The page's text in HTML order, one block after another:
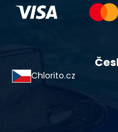
Chlorito.cz